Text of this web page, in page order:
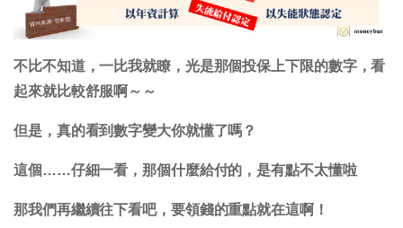
不比不知道，一比我就瞭，光是那個投保上下限的數字，看
起來就比較舒服啊～～
但是，真的看到數字變大你就懂了嗎？
這個……仔細一看，那個什麼給付的，是有點不太懂啦
那我們再繼續往下看吧，要領錢的重點就在這啊！